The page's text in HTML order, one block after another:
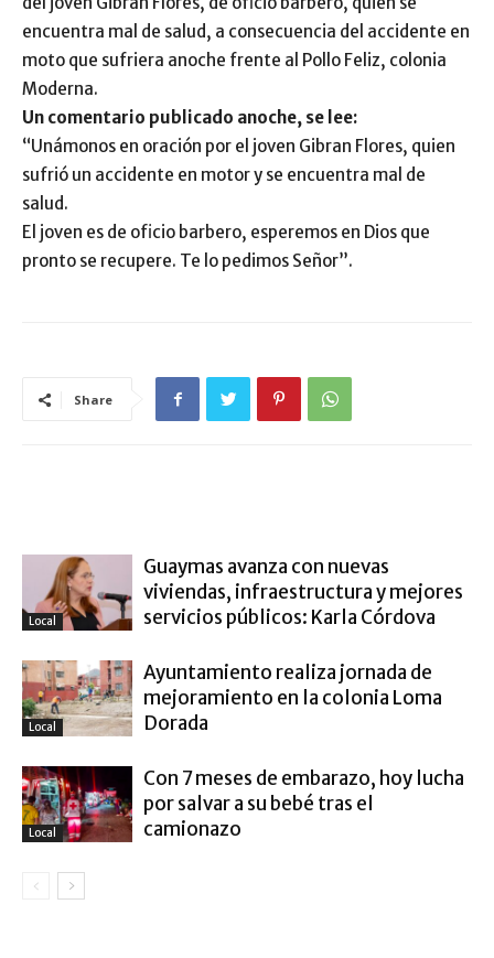
encuentra mal de salud, a consecuencia del accidente en
moto que sufriera anoche frente al Pollo Feliz, colonia
Moderna.
Un comentario publicado anoche, se lee:
“Unámonos en oración por el joven Gibran Flores, quien
sufrió un accidente en motor y se encuentra mal de
salud.
El joven es de oficio barbero, esperemos en Dios que
pronto se recupere. Te lo pedimos Señor”.
Share
Local
Guaymas avanza con nuevas
viviendas, infraestructura y mejores
servicios públicos: Karla Córdova
Local
Ayuntamiento realiza jornada de
mejoramiento en la colonia Loma
Dorada
Local
Con 7 meses de embarazo, hoy lucha
por salvar a su bebé tras el
camionazo